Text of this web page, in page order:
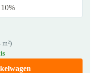
10%
m²)